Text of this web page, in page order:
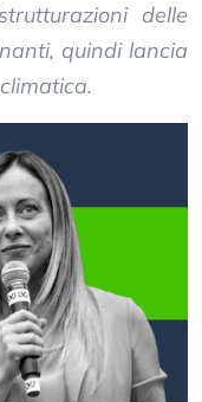
delle
quindi lancia